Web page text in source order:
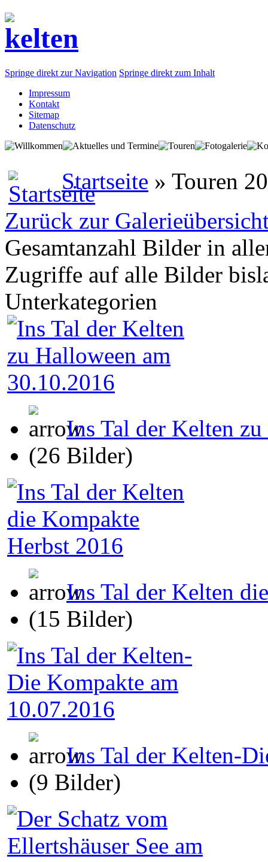
Springe direkt zur Navigation Springe direkt zum Inhalt
Impressum
Kontakt
Sitemap
Datenschutz
Startseite » Touren
Zurück zur
Gesamtanzahl Bilder in
Zugriffe auf alle Bilder
Unterkategorien
Ins Tal der Kelten
(26 Bilder)
Ins Tal der Kelten
(15 Bilder)
Ins Tal der Kelten-
(9 Bilder)